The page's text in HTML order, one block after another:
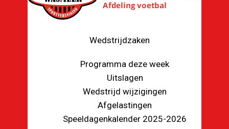
Wedstrijdzaken
Programma deze week
Uitslagen
Wedstrijd wijzigingen
Afgelastingen
Speeldagenkalender 2025-2026